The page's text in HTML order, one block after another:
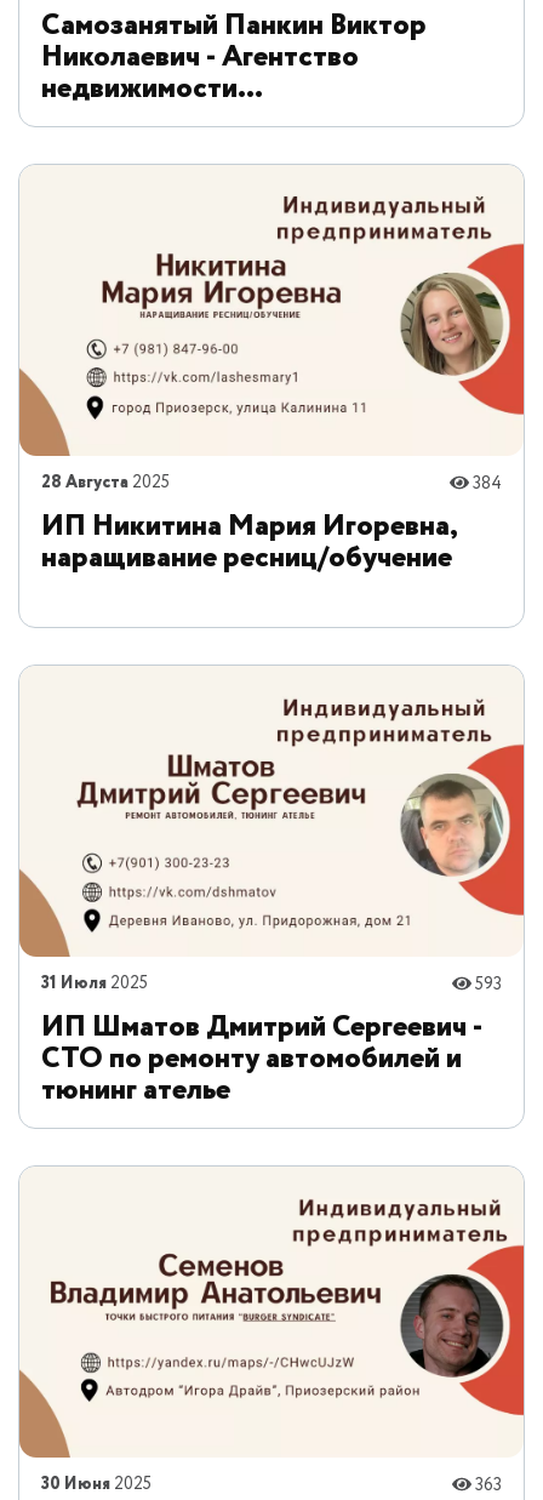
Самозанятый Панкин Виктор
Николаевич - Агентство
недвижимости
"ВекторНедвижимость.Про"
28 Августа 2025 384
ИП Никитина Мария Игоревна,
наращивание ресниц/обучение
31 Июля 2025 593
ИП Шматов Дмитрий Сергеевич -
СТО по ремонту автомобилей и
тюнинг ателье
30 Июня 2025 363